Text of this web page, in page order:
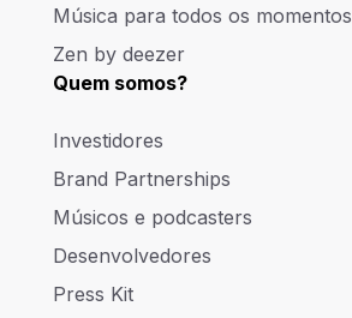
Música para todos os momentos
Zen by deezer
Quem somos?
Investidores
Brand Partnerships
Músicos e podcasters
Desenvolvedores
Press Kit